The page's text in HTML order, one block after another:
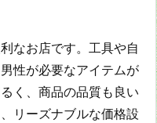
なお店です。工具や自
性が必要なアイテムが
く、商品の品質も良い
リーズナブルな価格設